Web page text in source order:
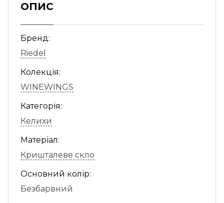
ОПИС
Бренд:
Riedel
Колекція:
WINEWINGS
Категорія:
Келихи
Матеріал:
Кришталеве скло
Основний колір:
Безбарвний